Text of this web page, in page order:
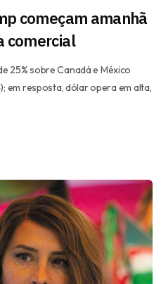
começam amanhã
comercial
25% sobre Canadá e México
em resposta, dólar opera em alta,